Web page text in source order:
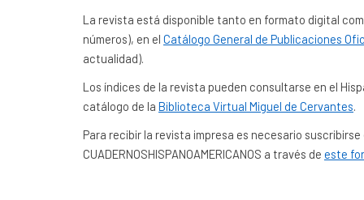
La revista está disponible tanto en formato digital
números), en el Catálogo General de Publicaciones
actualidad).
Los índices de la revista pueden consultarse en el
catálogo de la Biblioteca Virtual Miguel de Cervantes.
Para recibir la revista impresa es necesario
CUADERNOSHISPANOAMERICANOS a través de este